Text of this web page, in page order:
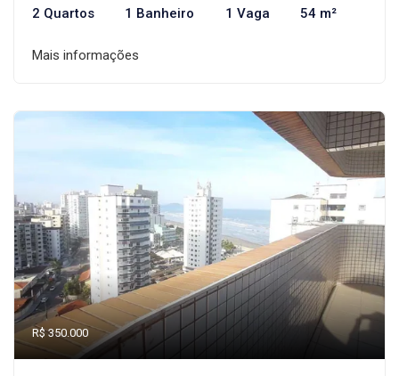
2 Quartos 1 Banheiro 1 Vaga 54 m²
Mais informações
R$ 350.000